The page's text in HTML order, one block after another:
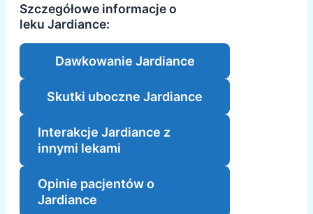
Szczegółowe informacje o
leku Jardiance:
Dawkowanie Jardiance
Skutki uboczne Jardiance
Interakcje Jardiance z
innymi lekami
Opinie pacjentów o
Jardiance